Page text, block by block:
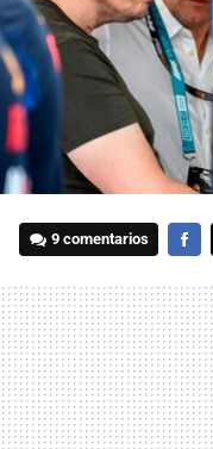
9 comentarios